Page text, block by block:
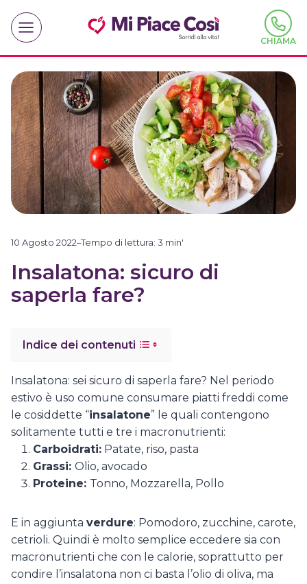
contenuto
CHIAMA
10 Agosto 2022–Tempo di lettura: 3 min'
Insalatona: sicuro di
saperla fare?
Indice dei contenuti
Insalatona: sei sicuro di saperla fare? Nel periodo
estivo è uso comune consumare piatti freddi come
le cosiddette “insalatone” le quali contengono
solitamente tutti e tre i macronutrienti:
Carboidrati: Patate, riso, pasta
Grassi: Olio, avocado
Proteine: Tonno, Mozzarella, Pollo
E in aggiunta verdure: Pomodoro, zucchine, carote,
cetrioli. Quindi è molto semplice eccedere sia con
macronutrienti che con le calorie, soprattutto per
condire l’insalatona non ci basta l’olio di oliva, ma